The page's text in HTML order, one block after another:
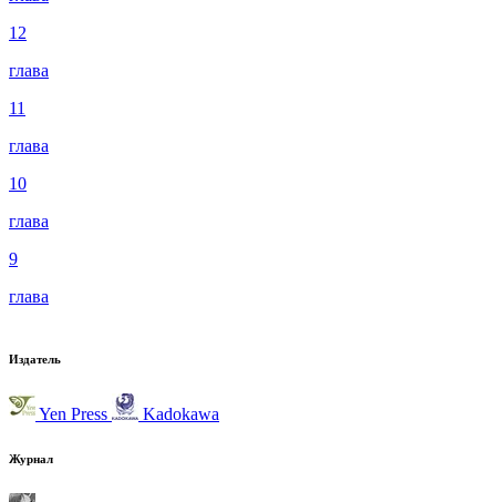
12
глава
11
глава
10
глава
9
глава
Издатель
Yen Press Kadokawa
Журнал